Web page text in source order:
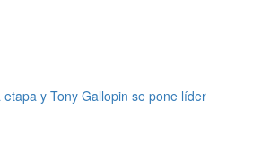
y Tony Gallopin se pone líder